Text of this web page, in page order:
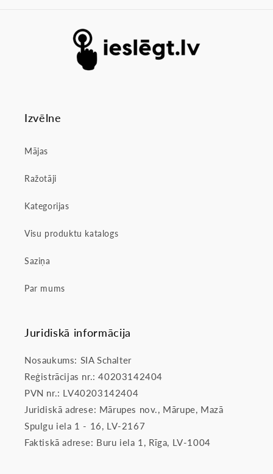
Izvēlne
Mājas
Ražotāji
Kategorijas
Visu produktu katalogs
Saziņa
Par mums
Juridiskā informācija
Nosaukums: SIA Schalter
Reģistrācijas nr.: 40203142404
PVN nr.: LV40203142404
Juridiskā adrese: Mārupes nov., Mārupe, Mazā
Spulgu iela 1 - 16, LV-2167
Faktiskā adrese: Buru iela 1, Rīga, LV-1004